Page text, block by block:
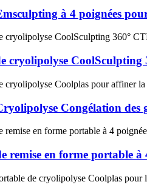
à 4 poignées
cryolipolyse CoolSculpting
Congélation des
remise en forme portable à